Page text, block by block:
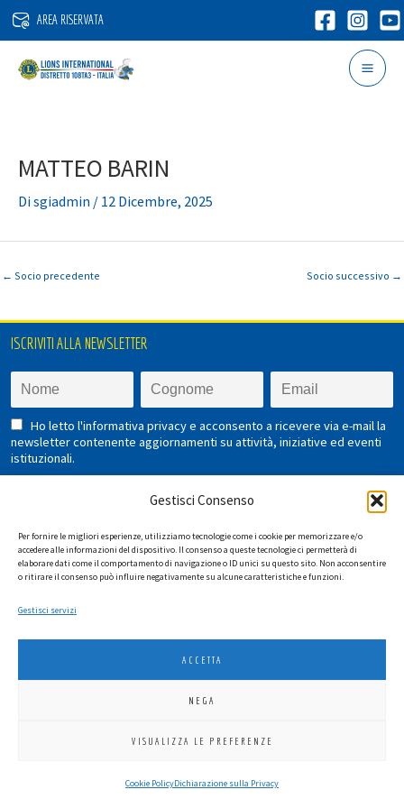
Gestisci Consenso
Per fornire le migliori esperienze, utilizziamo tecnologie come i cookie per memorizzare e/o
accedere alle informazioni del dispositivo. Il consenso a queste tecnologie ci permetterà di
elaborare dati come il comportamento di navigazione o ID unici su questo sito. Non acconsentire
o ritirare il consenso può influire negativamente su alcune caratteristiche e funzioni.
Gestisci servizi
ACCETTA
NEGA
VISUALIZZA LE PREFERENZE
Cookie PolicyDichiarazione sulla Privacy
Vai
contenuto
AREA RISERVATA
MATTEO BARIN
Disgiadmin / 12 Dicembre, 2025
← Socio precedente Socio successivo →
ISCRIVITI ALLA NEWSLETTER
Ho letto l'informativa privacy e acconsento a ricevere via e-mail la
newsletter contenente aggiornamenti su attività, iniziative ed eventi
istituzionali.
2026SGI LAB SRL